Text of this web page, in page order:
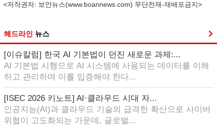
<저작권자: 보안뉴스(www.boannews.com) 무단전재-재배포금지>
헤드라인 뉴스
[이슈칼럼] 한국 AI 기본법이 던진 새로운 과제:...
AI 기본법 시행으로 AI 시스템에 사용되는 데이터를 이해
하고 관리하며 이를 입증해야 한다...
[ISEC 2026 키노트] AI·클라우드 시대 자...
인공지능(AI)과 클라우드 기술의 급격한 확산으로 사이버
위협이 고도화되는 가운데, 글로벌...